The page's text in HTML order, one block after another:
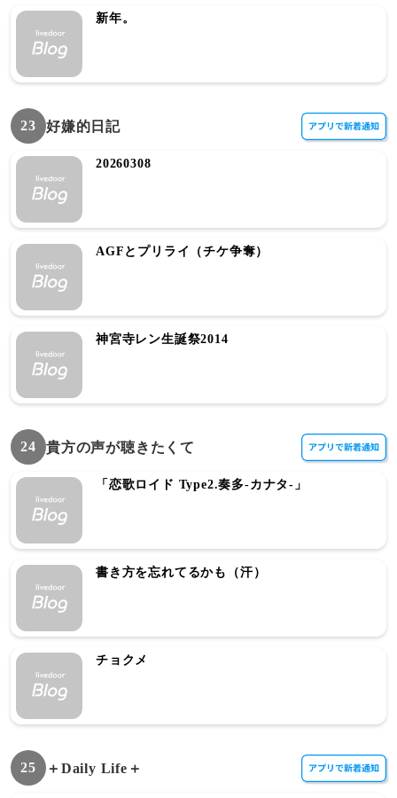
新年。
23 好嫌的日記
20260308
AGFとプリライ（チケ争奪）
神宮寺レン生誕祭2014
24 貴方の声が聴きたくて
「恋歌ロイド Type2.奏多-カナタ-」
書き方を忘れてるかも（汗）
チョクメ
25 ＋Daily Life＋